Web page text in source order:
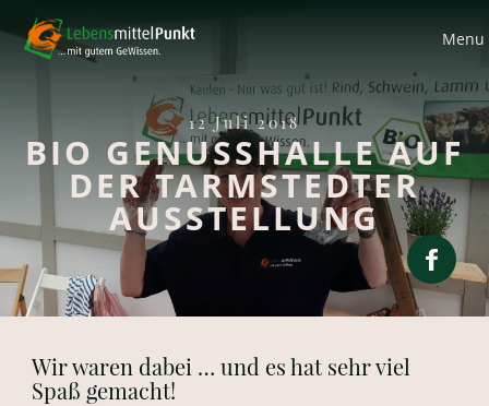
Menu
12 Juli 2018
BIO GENUSSHALLE AUF
DER TARMSTEDTER
AUSSTELLUNG
Wir waren dabei … und es hat sehr viel
Spaß gemacht!